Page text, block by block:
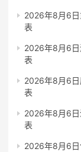
2026年8月6日
表
2026年8月6日
表
2026年8月6日
表
2026年8月6日
表
2026年8月6日